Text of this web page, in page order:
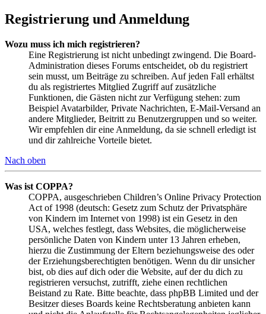
Registrierung und Anmeldung
Wozu muss ich mich registrieren?
Eine Registrierung ist nicht unbedingt zwingend. Die Board-
Administration dieses Forums entscheidet, ob du registriert
sein musst, um Beiträge zu schreiben. Auf jeden Fall erhältst
du als registriertes Mitglied Zugriff auf zusätzliche
Funktionen, die Gästen nicht zur Verfügung stehen: zum
Beispiel Avatarbilder, Private Nachrichten, E-Mail-Versand an
andere Mitglieder, Beitritt zu Benutzergruppen und so weiter.
Wir empfehlen dir eine Anmeldung, da sie schnell erledigt ist
und dir zahlreiche Vorteile bietet.
Nach oben
Was ist COPPA?
COPPA, ausgeschrieben Children’s Online Privacy Protection
Act of 1998 (deutsch: Gesetz zum Schutz der Privatsphäre
von Kindern im Internet von 1998) ist ein Gesetz in den
USA, welches festlegt, dass Websites, die möglicherweise
persönliche Daten von Kindern unter 13 Jahren erheben,
hierzu die Zustimmung der Eltern beziehungsweise des oder
der Erziehungsberechtigten benötigen. Wenn du dir unsicher
bist, ob dies auf dich oder die Website, auf der du dich zu
registrieren versuchst, zutrifft, ziehe einen rechtlichen
Beistand zu Rate. Bitte beachte, dass phpBB Limited und der
Besitzer dieses Boards keine Rechtsberatung anbieten kann